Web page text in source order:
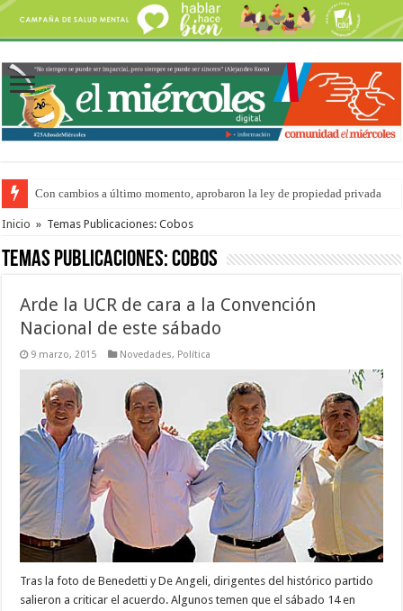
Con cambios a último momento, aprobaron la ley de propiedad privada
Del viernes 7 al domingo 9 de agosto: la agenda ¿A dónde ir? para este
Inicio » Temas Publicaciones: Cobos
Temas Publicaciones:Cobos
Arde la UCR de cara a la Convención
Nacional de este sábado
9 marzo, 2015 Novedades, Política
Tras la foto de Benedetti y De Angeli, dirigentes del histórico partido
salieron a criticar el acuerdo. Algunos temen que el sábado 14 en